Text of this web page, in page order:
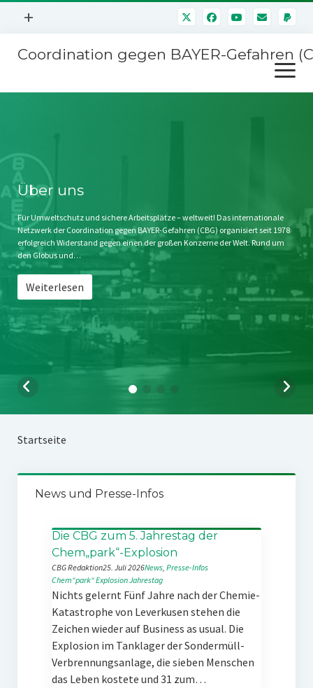
Menü
+
Mitmachen
Kontakt
Impressum
Störfälle
Coordination gegen BAYER-Gefahren
Menü
öffnen
Stichwort BAYER
Jahrestagung
SPENDEN
Über uns
Für Umweltschutz und sichere Arbeitsplätze – weltweit! Das internationale
Netzwerk der Coordination gegen BAYER-Gefahren (CBG) organisiert seit 1978
erfolgreich Widerstand gegen einen der großen Konzerne der Welt. Rund um
den Globus und…
Weiterlesen
Startseite
News und Presse-Infos
Die CBG zum 5. Jahrestag der
Chem„park“-Explosion
CBG Redaktion25. Juli 2026News, Presse-Infos
Chem“park“ExplosionJahrestag
Nichts gelernt Fünf Jahre nach der Chemie-
Katastrophe von Leverkusen stehen die
Zeichen wieder auf Business as usual. Die
Explosion im Tanklager der Sondermüll-
Verbrennungsanlage, die sieben Menschen
das Leben kostete und 31 zum…